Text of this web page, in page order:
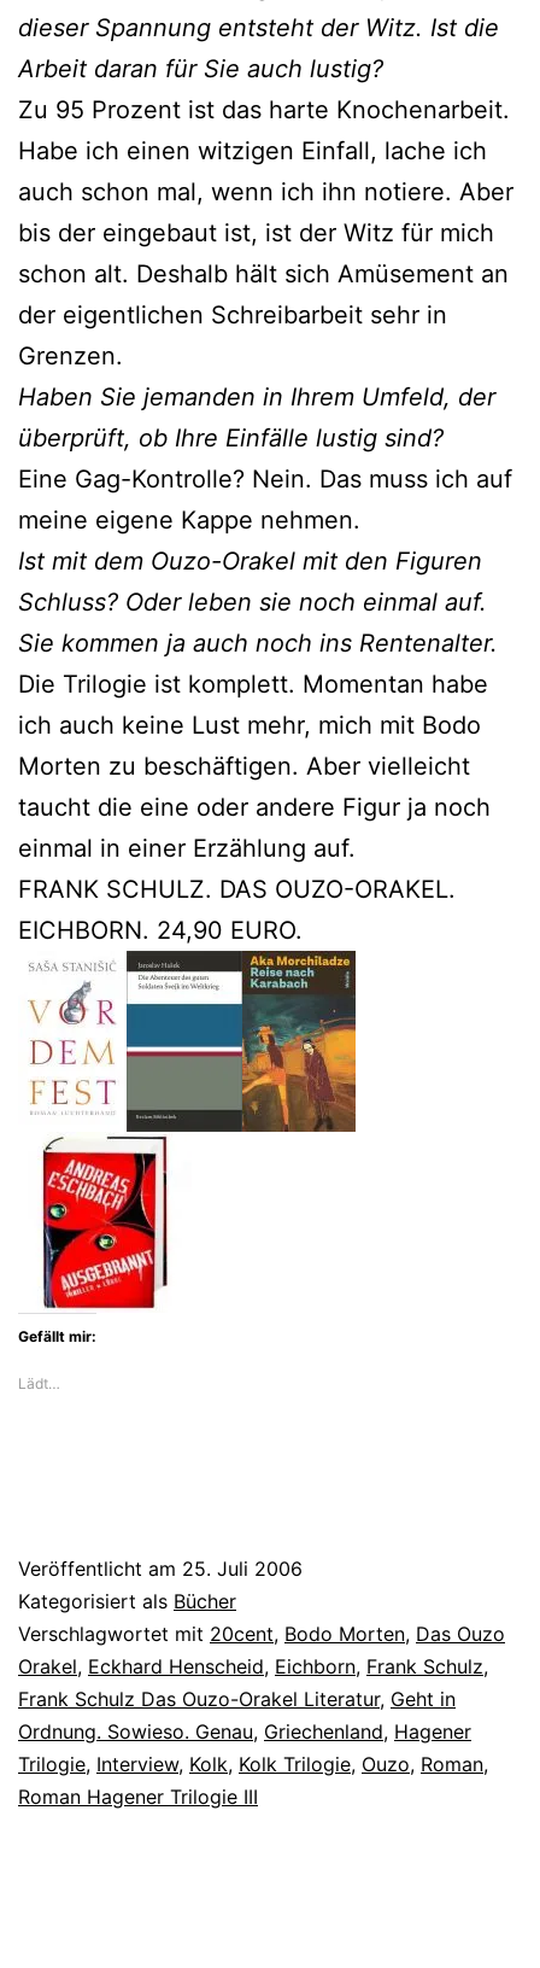
dieser Spannung entsteht der Witz. Ist die
Arbeit daran für Sie auch lustig?
Zu 95 Prozent ist das harte Knochenarbeit.
Habe ich einen witzigen Einfall, lache ich
auch schon mal, wenn ich ihn notiere. Aber
bis der eingebaut ist, ist der Witz für mich
schon alt. Deshalb hält sich Amüsement an
der eigentlichen Schreibarbeit sehr in
Grenzen.
Haben Sie jemanden in Ihrem Umfeld, der
überprüft, ob Ihre Einfälle lustig sind?
Eine Gag-Kontrolle? Nein. Das muss ich auf
meine eigene Kappe nehmen.
Ist mit dem Ouzo-Orakel mit den Figuren
Schluss? Oder leben sie noch einmal auf.
Sie kommen ja auch noch ins Rentenalter.
Die Trilogie ist komplett. Momentan habe
ich auch keine Lust mehr, mich mit Bodo
Morten zu beschäftigen. Aber vielleicht
taucht die eine oder andere Figur ja noch
einmal in einer Erzählung auf.
FRANK SCHULZ. DAS OUZO-ORAKEL.
EICHBORN. 24,90 EURO.
Gefällt mir:
Lädt…
Veröffentlicht am 25. Juli 2006
Kategorisiert als Bücher
Verschlagwortet mit 20cent, Bodo Morten, Das Ouzo
Orakel, Eckhard Henscheid, Eichborn, Frank Schulz,
Frank Schulz Das Ouzo-Orakel Literatur, Geht in
Ordnung. Sowieso. Genau, Griechenland, Hagener
Trilogie, Interview, Kolk, Kolk Trilogie, Ouzo, Roman,
Roman Hagener Trilogie III